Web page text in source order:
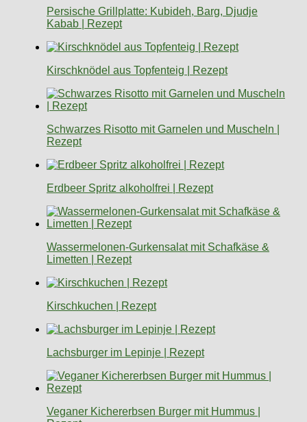
Persische Grillplatte: Kubideh, Barg, Djudje
Kabab | Rezept
Kirschknödel aus Topfenteig | Rezept
Schwarzes Risotto mit Garnelen und Muscheln |
Rezept
Erdbeer Spritz alkoholfrei | Rezept
Wassermelonen-Gurkensalat mit Schafkäse &
Limetten | Rezept
Kirschkuchen | Rezept
Lachsburger im Lepinje | Rezept
Veganer Kichererbsen Burger mit Hummus |